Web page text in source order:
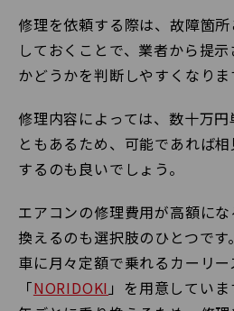
修理を依頼する際は、故障箇
しておくことで、業者から提
かどうかを判断しやすくなりま
修理内容によっては、数十万
ともあるため、可能であれば
するのも良いでしょう。
エアコンの修理費用が高額に
換えるのも選択肢のひとつで
車に月々定額で乗れるカーリー
「NORIDOKI 」を用意してい